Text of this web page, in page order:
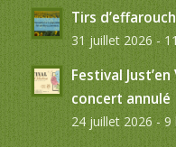
Tirs
31 juillet 2026 -
Festival
concert annulé
24 juillet 2026 - 9